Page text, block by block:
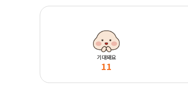
기대돼요
11